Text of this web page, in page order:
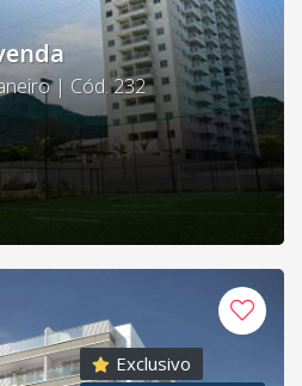
| Cód. 232
Exclusivo